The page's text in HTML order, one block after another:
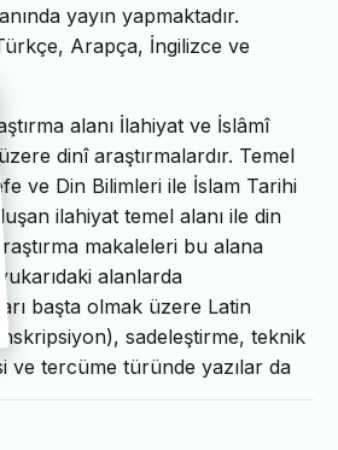
yayın yapmaktadır.
Arapça, İngilizce ve
alanı İlahiyat ve İslâmî
dinî araştırmalardır. Temel
ve Din Bilimleri ile İslam Tarihi
ilahiyat temel alanı ile din
makaleleri bu alana
alanlarda
başta olmak üzere Latin
sadeleştirme, teknik
ve tercüme türünde yazılar da